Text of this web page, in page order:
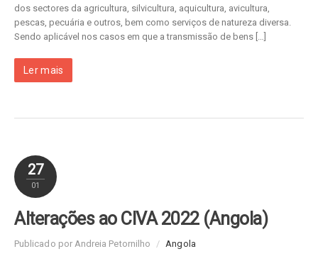
dos sectores da agricultura, silvicultura, aquicultura, avicultura,
pescas, pecuária e outros, bem como serviços de natureza diversa.
Sendo aplicável nos casos em que a transmissão de bens […]
Ler mais
27
01
Alterações ao CIVA 2022 (Angola)
Publicado por Andreia Petornilho / Angola